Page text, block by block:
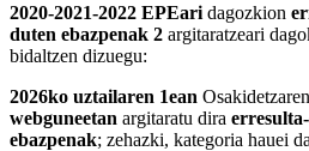
2020-2021-2022 EPEari dagozkion
duten ebazpenak 2 argitaratzeari
bidaltzen dizuegu:
2026ko uztailaren 1ean Osakidetzaren
webguneetan argitaratu dira
ebazpenak; zehazki, kategoria hauei